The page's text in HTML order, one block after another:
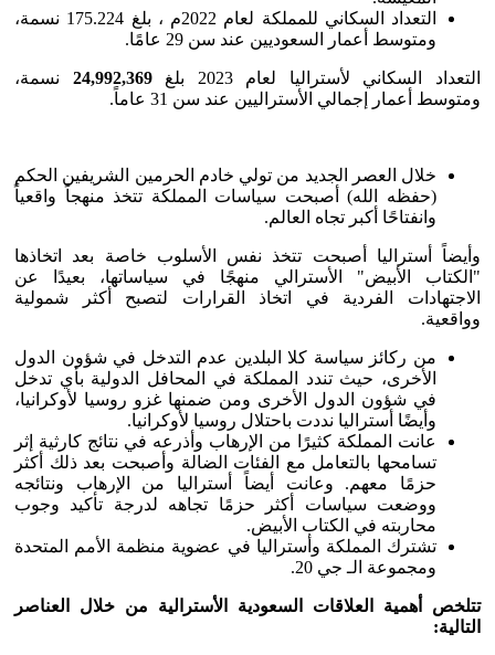
التعداد السكاني للمملكة لعام 2022م ، بلغ 175.224 نسمة،
ومتوسط أعمار السعوديين عند سن 29 عامًا.
التعداد السكاني لأستراليا لعام 2023 بلغ 24,992,369
نسمة،
ومتوسط أعمار إجمالي الأستراليين عند سن 31 عاماً.
خلال العصر الجديد من تولي خادم الحرمين الشريفين الحكم
(حفظه الله) أصبحت سياسات المملكة تتخذ منهجاً واقعياً
وانفتاحًا أكبر تجاه العالم.
وأيضاً أستراليا أصبحت تتخذ نفس الأسلوب خاصة بعد اتخاذها
"الكتاب الأبيض" الأسترالي منهجًا في سياساتها، بعيدًا عن
الاجتهادات الفردية في اتخاذ القرارات لتصبح أكثر شمولية
وواقعية.
من ركائز سياسة كلا البلدين عدم التدخل في شؤون الدول
الأخرى، حيث تندد المملكة في المحافل الدولية بأي تدخل
في شؤون الدول الأخرى ومن ضمنها غزو روسيا لأوكرانيا،
وأيضًا أستراليا نددت باحتلال روسيا لأوكرانيا.
عانت المملكة كثيرًا من الإرهاب وأذرعه في نتائج كارثية إثر
تسامحها بالتعامل مع الفئات الضالة وأصبحت بعد ذلك أكثر
حزمًا معهم. وعانت أيضاً أستراليا من الإرهاب ونتائجه
ووضعت سياسات أكثر حزمًا تجاهه لدرجة تأكيد وجوب
محاربته في الكتاب الأبيض.
تشترك المملكة وأستراليا في عضوية منظمة الأمم المتحدة
ومجموعة الـ جي 20.
تتلخص أهمية العلاقات السعودية الأسترالية من خلال العناصر
التالية: